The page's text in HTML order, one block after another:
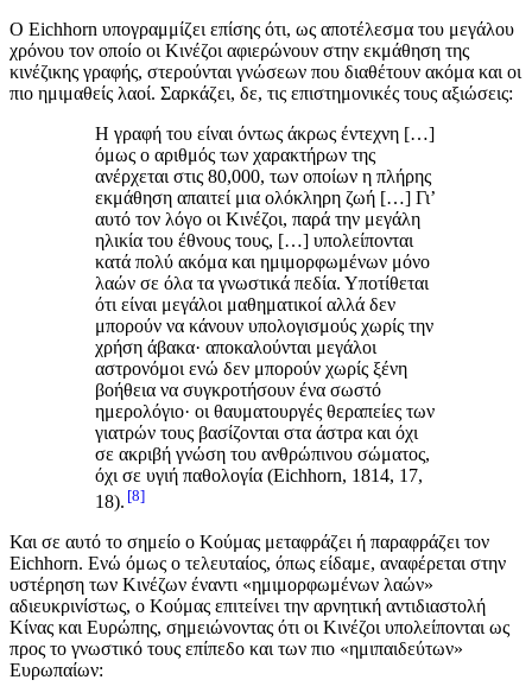
Ο Eichhorn υπογραμμίζει επίσης ότι, ως αποτέλεσμα του μεγάλου
χρόνου τον οποίο οι Κινέζοι αφιερώνουν στην εκμάθηση της
κινέζικης γραφής, στερούνται γνώσεων που διαθέτουν ακόμα και οι
πιο ημιμαθείς λαοί. Σαρκάζει, δε, τις επιστημονικές τους αξιώσεις:
Η γραφή του είναι όντως άκρως έντεχνη […]
όμως ο αριθμός των χαρακτήρων της
ανέρχεται στις 80,000, των οποίων η πλήρης
εκμάθηση απαιτεί μια ολόκληρη ζωή […] Γι’
αυτό τον λόγο οι Κινέζοι, παρά την μεγάλη
ηλικία του έθνους τους, […] υπολείπονται
κατά πολύ ακόμα και ημιμορφωμένων μόνο
λαών σε όλα τα γνωστικά πεδία. Υποτίθεται
ότι είναι μεγάλοι μαθηματικοί αλλά δεν
μπορούν να κάνουν υπολογισμούς χωρίς την
χρήση άβακα· αποκαλούνται μεγάλοι
αστρονόμοι ενώ δεν μπορούν χωρίς ξένη
βοήθεια να συγκροτήσουν ένα σωστό
ημερολόγιο· οι θαυματουργές θεραπείες των
γιατρών τους βασίζονται στα άστρα και όχι
σε ακριβή γνώση του ανθρώπινου σώματος,
όχι σε υγιή παθολογία (Eichhorn, 1814, 17,
18). 8
Και σε αυτό το σημείο ο Κούμας μεταφράζει ή παραφράζει τον
Eichhorn. Ενώ όμως ο τελευταίος, όπως είδαμε, αναφέρεται στην
υστέρηση των Κινέζων έναντι «ημιμορφωμένων λαών»
αδιευκρινίστως, ο Κούμας επιτείνει την αρνητική αντιδιαστολή
Κίνας και Ευρώπης, σημειώνοντας ότι οι Κινέζοι υπολείπονται ως
προς το γνωστικό τους επίπεδο και των πιο «ημιπαιδεύτων»
Ευρωπαίων: